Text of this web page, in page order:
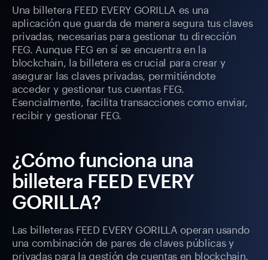
Una billetera FEED EVERY GORILLA es una
aplicación que guarda de manera segura tus claves
privadas, necesarias para gestionar tu dirección
FEG. Aunque FEG en sí se encuentra en la
blockchain, la billetera es crucial para crear y
asegurar las claves privadas, permitiéndote
acceder y gestionar tus cuentas FEG.
Esencialmente, facilita transacciones como enviar,
recibir y gestionar FEG.
¿Cómo funciona una
billetera FEED EVERY
GORILLA?
Las billeteras FEED EVERY GORILLA operan usando
una combinación de pares de claves públicas y
privadas para la gestión de cuentas en blockchain.